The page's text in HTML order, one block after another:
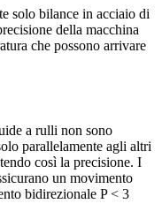
solo bilance in acciaio di
della macchina
che possono arrivare
a rulli non sono
parallelamente agli altri
così la precisione. I
un movimento
bidirezionale P < 3